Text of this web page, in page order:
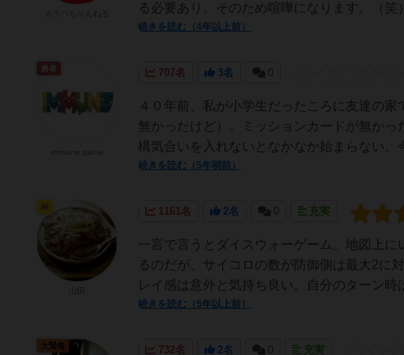
る必要あり。そのため喧嘩になります。（笑）
続きを読む（4年以上前）
707名 3名 0
４０年前、私が小学生だったころに友達の
無かったけど）。ミッションカードが無か
構気合いを入れないとなかなか始まらない
続きを読む（5年弱前）
勇者
1161名 2名 0 充実
一言で言うとダイスウォーゲーム。地図上
るのだが、サイコロの数が防御側は最大2に
レイ感は意外と気持ち良い。自分のターン
続きを読む（5年以上前）
732名 2名 0 充実
大賢者